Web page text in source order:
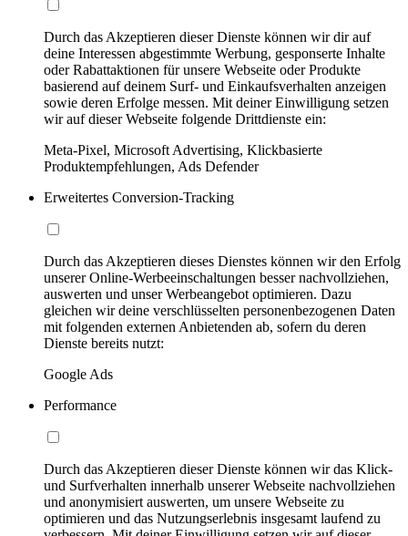
Durch das Akzeptieren dieser Dienste können wir dir auf
deine Interessen abgestimmte Werbung, gesponserte Inhalte
oder Rabattaktionen für unsere Webseite oder Produkte
basierend auf deinem Surf- und Einkaufsverhalten anzeigen
sowie deren Erfolge messen. Mit deiner Einwilligung setzen
wir auf dieser Webseite folgende Drittdienste ein:
Meta-Pixel, Microsoft Advertising, Klickbasierte
Produktempfehlungen, Ads Defender
Erweitertes Conversion-Tracking
Durch das Akzeptieren dieses Dienstes können wir den Erfolg
unserer Online-Werbeeinschaltungen besser nachvollziehen,
auswerten und unser Werbeangebot optimieren. Dazu
gleichen wir deine verschlüsselten personenbezogenen Daten
mit folgenden externen Anbietenden ab, sofern du deren
Dienste bereits nutzt:
Google Ads
Performance
Durch das Akzeptieren dieser Dienste können wir das Klick-
und Surfverhalten innerhalb unserer Webseite nachvollziehen
und anonymisiert auswerten, um unsere Webseite zu
optimieren und das Nutzungserlebnis insgesamt laufend zu